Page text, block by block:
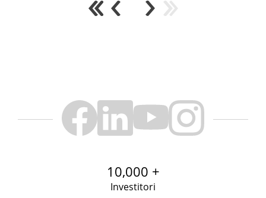
10,000 +
Investitori